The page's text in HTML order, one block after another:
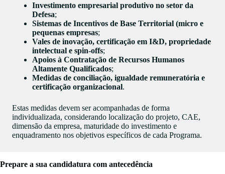
Investimento empresarial produtivo no setor da
Defesa;
Sistemas de Incentivos de Base Territorial (micro e
pequenas empresas;
Vales de inovação, certificação em I&D, propriedade
intelectual e spin-offs;
Apoios à Contratação de Recursos Humanos
Altamente Qualificados;
Medidas de conciliação, igualdade remuneratória e
certificação organizacional.
Estas medidas devem ser acompanhadas de forma
individualizada, considerando localização do projeto, CAE,
dimensão da empresa, maturidade do investimento e
enquadramento nos objetivos específicos de cada Programa.
Prepare a sua candidatura com antecedência